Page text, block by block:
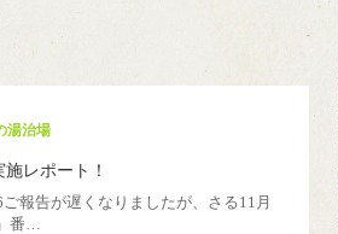
湯治場
レポート！
報告が遅くなりましたが、さる11月
番…